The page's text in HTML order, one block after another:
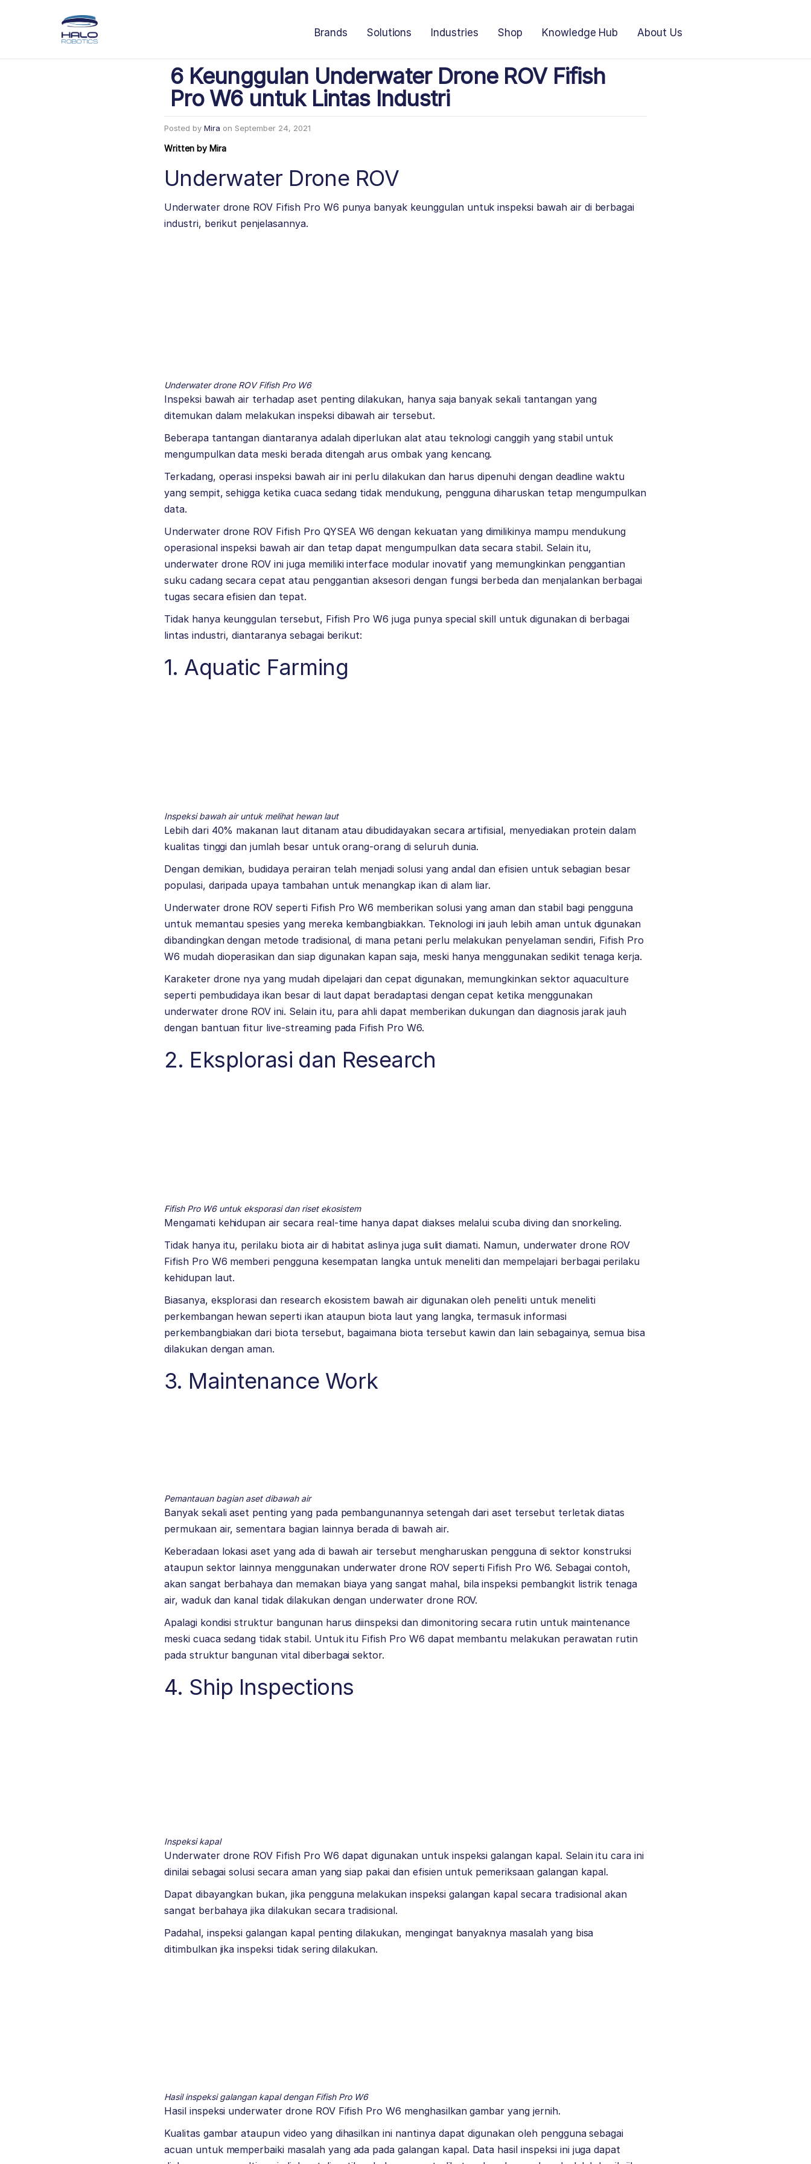
Brands Solutions Industries Shop Knowledge Hub About Us
6 Keunggulan Underwater Drone ROV Fifish
Pro W6 untuk Lintas Industri
Posted by Mira on September 24, 2021
Written by Mira
Underwater Drone ROV
Underwater drone ROV Fifish Pro W6 punya banyak keunggulan untuk inspeksi bawah air di berbagai
industri, berikut penjelasannya.
Underwater drone ROV Fifish Pro W6
Inspeksi bawah air terhadap aset penting dilakukan, hanya saja banyak sekali tantangan yang
ditemukan dalam melakukan inspeksi dibawah air tersebut.
Beberapa tantangan diantaranya adalah diperlukan alat atau teknologi canggih yang stabil untuk
mengumpulkan data meski berada ditengah arus ombak yang kencang.
Terkadang, operasi inspeksi bawah air ini perlu dilakukan dan harus dipenuhi dengan deadline waktu
yang sempit, sehigga ketika cuaca sedang tidak mendukung, pengguna diharuskan tetap mengumpulkan
data.
Underwater drone ROV Fifish Pro QYSEAW6 dengan kekuatan yang dimilikinya mampu mendukung
operasional inspeksi bawah air dan tetap dapat mengumpulkan data secara stabil. Selain itu,
underwater drone ROV ini juga memiliki interface modular inovatif yang memungkinkan penggantian
suku cadang secara cepat atau penggantian aksesori dengan fungsi berbeda dan menjalankan berbagai
tugas secara efisien dan tepat.
Tidak hanya keunggulan tersebut, Fifish Pro W6 juga punya special skill untuk digunakan di berbagai
lintas industri, diantaranya sebagai berikut:
1. Aquatic Farming
Inspeksi bawah air untuk melihat hewan laut
Lebih dari 40% makanan laut ditanam atau dibudidayakan secara artifisial, menyediakan protein dalam
kualitas tinggi dan jumlah besar untuk orang-orang di seluruh dunia.
Dengan demikian, budidaya perairan telah menjadi solusi yang andal dan efisien untuk sebagian besar
populasi, daripada upaya tambahan untuk menangkap ikan di alam liar.
Underwater drone ROV seperti Fifish Pro W6 memberikan solusi yang aman dan stabil bagi pengguna
untuk memantau spesies yang mereka kembangbiakkan. Teknologi ini jauh lebih aman untuk digunakan
dibandingkan dengan metode tradisional, di mana petani perlu melakukan penyelaman sendiri, Fifish Pro
W6 mudah dioperasikan dan siap digunakan kapan saja, meski hanya menggunakan sedikit tenaga kerja.
Karaketer drone nya yang mudah dipelajari dan cepat digunakan, memungkinkan sektor aquaculture
seperti pembudidaya ikan besar di laut dapat beradaptasi dengan cepat ketika menggunakan
underwater drone ROV ini. Selain itu, para ahli dapat memberikan dukungan dan diagnosis jarak jauh
dengan bantuan fitur live-streaming pada Fifish Pro W6.
2. Eksplorasi dan Research
Fifish Pro W6 untuk eksporasi dan riset ekosistem
Mengamati kehidupan air secara real-time hanya dapat diakses melalui scuba diving dan snorkeling.
Tidak hanya itu, perilaku biota air di habitat aslinya juga sulit diamati. Namun, underwater drone ROV
Fifish Pro W6 memberi pengguna kesempatan langka untuk meneliti dan mempelajari berbagai perilaku
kehidupan laut.
Biasanya, eksplorasi dan research ekosistem bawah air digunakan oleh peneliti untuk meneliti
perkembangan hewan seperti ikan ataupun biota laut yang langka, termasuk informasi
perkembangbiakan dari biota tersebut, bagaimana biota tersebut kawin dan lain sebagainya, semua bisa
dilakukan dengan aman.
3. Maintenance Work
Pemantauan bagian aset dibawah air
Banyak sekali aset penting yang pada pembangunannya setengah dari aset tersebut terletak diatas
permukaan air, sementara bagian lainnya berada di bawah air.
Keberadaan lokasi aset yang ada di bawah air tersebut mengharuskan pengguna di sektor konstruksi
ataupun sektor lainnya menggunakan underwater drone ROV seperti Fifish Pro W6. Sebagai contoh,
akan sangat berbahaya dan memakan biaya yang sangat mahal, bila inspeksi pembangkit listrik tenaga
air, waduk dan kanal tidak dilakukan dengan underwater drone ROV.
Apalagi kondisi struktur bangunan harus diinspeksi dan dimonitoring secara rutin untuk maintenance
meski cuaca sedang tidak stabil. Untuk itu Fifish Pro W6 dapat membantu melakukan perawatan rutin
pada struktur bangunan vital diberbagai sektor.
4. Ship Inspections
Inspeksi kapal
Underwater drone ROV Fifish Pro W6 dapat digunakan untuk inspeksi galangan kapal. Selain itu cara ini
dinilai sebagai solusi secara aman yang siap pakai dan efisien untuk pemeriksaan galangan kapal.
Dapat dibayangkan bukan, jika pengguna melakukan inspeksi galangan kapal secara tradisional akan
sangat berbahaya jika dilakukan secara tradisional.
Padahal, inspeksi galangan kapal penting dilakukan, mengingat banyaknya masalah yang bisa
ditimbulkan jika inspeksi tidak sering dilakukan.
Hasil inspeksi galangan kapal dengan Fifish Pro W6
Hasil inspeksi underwater drone ROV Fifish Pro W6 menghasilkan gambar yang jernih.
Kualitas gambar ataupun video yang dihasilkan ini nantinya dapat digunakan oleh pengguna sebagai
acuan untuk memperbaiki masalah yang ada pada galangan kapal. Data hasil inspeksi ini juga dapat